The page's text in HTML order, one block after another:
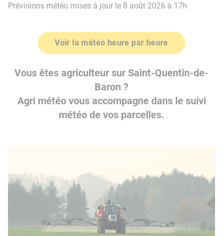
Prévisions météo mises à jour le 8 août 2026 à 17h
Voir la météo heure par heure
Vous êtes agriculteur sur Saint-Quentin-de-
Baron ?
Agri météo vous accompagne dans le suivi
météo de vos parcelles.